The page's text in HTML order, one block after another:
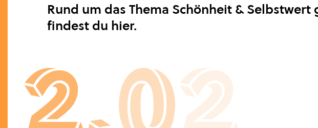
Rund um das Thema Schönheit &
findest du hier.